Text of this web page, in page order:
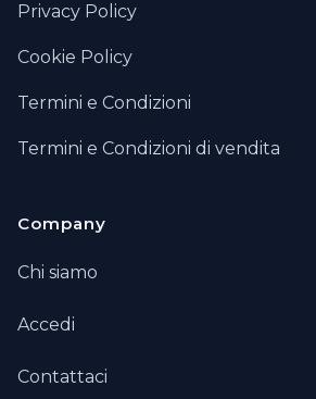
Privacy Policy
Cookie Policy
Termini e Condizioni
Termini e Condizioni di vendita
Company
Chi siamo
Accedi
Contattaci